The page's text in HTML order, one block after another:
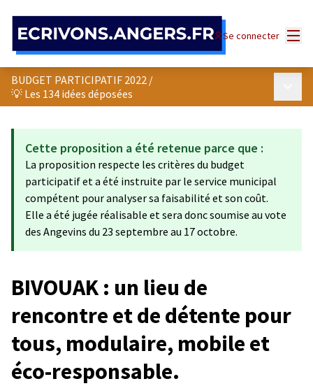
Se connecter
BUDGET PARTICIPATIF 2022 /
💡 Les 134 idées déposées
Cette proposition a été retenue parce que :
La proposition respecte les critères du budget
participatif et a été instruite par le service municipal
compétent pour analyser sa faisabilité et son coût.
Elle a été jugée réalisable et sera donc soumise au vote
des Angevins du 23 septembre au 17 octobre.
BIVOUAK : un lieu de
rencontre et de détente pour
tous, modulaire, mobile et
éco-responsable.